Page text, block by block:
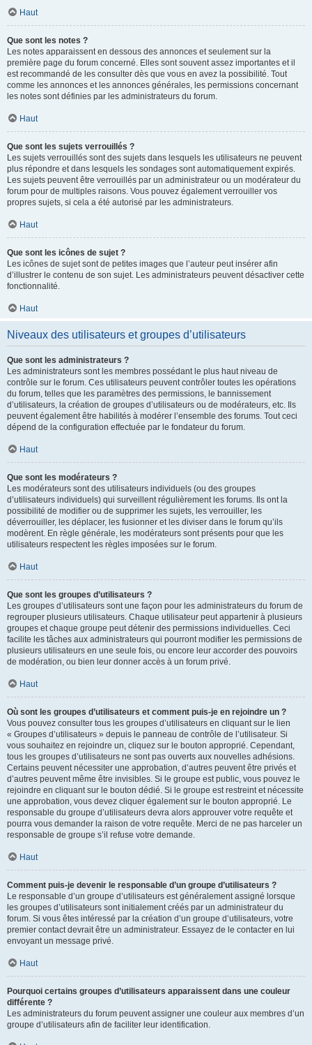
Haut
Que sont les notes ?
Les notes apparaissent en dessous des annonces et seulement sur la
première page du forum concerné. Elles sont souvent assez importantes et il
est recommandé de les consulter dès que vous en avez la possibilité. Tout
comme les annonces et les annonces générales, les permissions concernant
les notes sont définies par les administrateurs du forum.
Haut
Que sont les sujets verrouillés ?
Les sujets verrouillés sont des sujets dans lesquels les utilisateurs ne peuvent
plus répondre et dans lesquels les sondages sont automatiquement expirés.
Les sujets peuvent être verrouillés par un administrateur ou un modérateur du
forum pour de multiples raisons. Vous pouvez également verrouiller vos
propres sujets, si cela a été autorisé par les administrateurs.
Haut
Que sont les icônes de sujet ?
Les icônes de sujet sont de petites images que l’auteur peut insérer afin
d’illustrer le contenu de son sujet. Les administrateurs peuvent désactiver cette
fonctionnalité.
Haut
Niveaux des utilisateurs et groupes d’utilisateurs
Que sont les administrateurs ?
Les administrateurs sont les membres possédant le plus haut niveau de
contrôle sur le forum. Ces utilisateurs peuvent contrôler toutes les opérations
du forum, telles que les paramètres des permissions, le bannissement
d’utilisateurs, la création de groupes d’utilisateurs ou de modérateurs, etc. Ils
peuvent également être habilités à modérer l’ensemble des forums. Tout ceci
dépend de la configuration effectuée par le fondateur du forum.
Haut
Que sont les modérateurs ?
Les modérateurs sont des utilisateurs individuels (ou des groupes
d’utilisateurs individuels) qui surveillent régulièrement les forums. Ils ont la
possibilité de modifier ou de supprimer les sujets, les verrouiller, les
déverrouiller, les déplacer, les fusionner et les diviser dans le forum qu’ils
modèrent. En règle générale, les modérateurs sont présents pour que les
utilisateurs respectent les règles imposées sur le forum.
Haut
Que sont les groupes d’utilisateurs ?
Les groupes d’utilisateurs sont une façon pour les administrateurs du forum de
regrouper plusieurs utilisateurs. Chaque utilisateur peut appartenir à plusieurs
groupes et chaque groupe peut détenir des permissions individuelles. Ceci
facilite les tâches aux administrateurs qui pourront modifier les permissions de
plusieurs utilisateurs en une seule fois, ou encore leur accorder des pouvoirs
de modération, ou bien leur donner accès à un forum privé.
Haut
Où sont les groupes d’utilisateurs et comment puis-je en rejoindre un ?
Vous pouvez consulter tous les groupes d’utilisateurs en cliquant sur le lien
« Groupes d’utilisateurs » depuis le panneau de contrôle de l’utilisateur. Si
vous souhaitez en rejoindre un, cliquez sur le bouton approprié. Cependant,
tous les groupes d’utilisateurs ne sont pas ouverts aux nouvelles adhésions.
Certains peuvent nécessiter une approbation, d’autres peuvent être privés et
d’autres peuvent même être invisibles. Si le groupe est public, vous pouvez le
rejoindre en cliquant sur le bouton dédié. Si le groupe est restreint et nécessite
une approbation, vous devez cliquer également sur le bouton approprié. Le
responsable du groupe d’utilisateurs devra alors approuver votre requête et
pourra vous demander la raison de votre requête. Merci de ne pas harceler un
responsable de groupe s’il refuse votre demande.
Haut
Comment puis-je devenir le responsable d’un groupe d’utilisateurs ?
Le responsable d’un groupe d’utilisateurs est généralement assigné lorsque
les groupes d’utilisateurs sont initialement créés par un administrateur du
forum. Si vous êtes intéressé par la création d’un groupe d’utilisateurs, votre
premier contact devrait être un administrateur. Essayez de le contacter en lui
envoyant un message privé.
Haut
Pourquoi certains groupes d’utilisateurs apparaissent dans une couleur
différente ?
Les administrateurs du forum peuvent assigner une couleur aux membres d’un
groupe d’utilisateurs afin de faciliter leur identification.